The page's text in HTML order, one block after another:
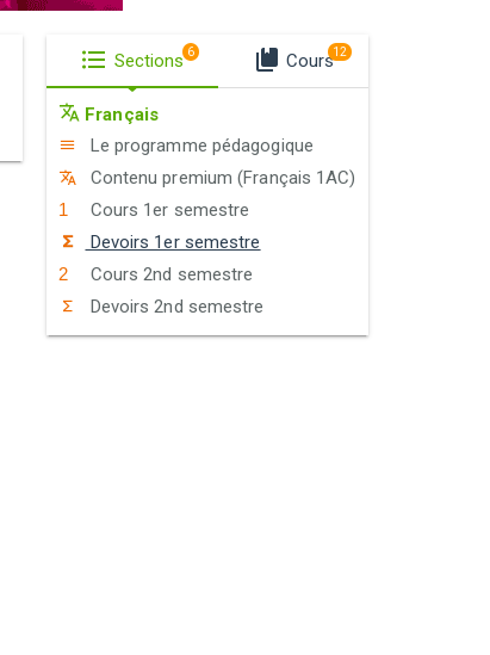
Sections 6 Cours12
Français
Le programme pédagogique
Contenu premium (Français 1AC)
Cours 1er semestre
Devoirs 1er semestre
Cours 2nd semestre
Devoirs 2nd semestre